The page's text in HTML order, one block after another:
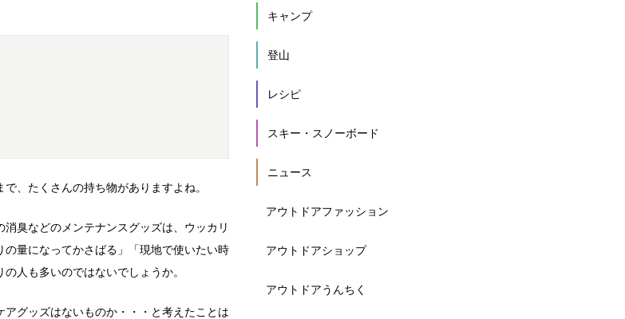
、たくさんの持ち物がありますよね。
臭などのメンテナンスグッズは、ウッカリ
量になってかさばる」「現地で使いたい時
人も多いのではないでしょうか。
グッズはないものか・・・と考えたことは
キャンプ
登山
レシピ
スキー・スノーボード
ニュース
アウトドアファッション
アウトドアショップ
アウトドアうんちく